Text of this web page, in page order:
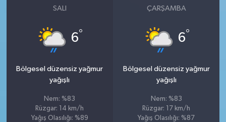
SALI
6°
Bölgesel düzensiz yağmur
yağışlı
Nem: %83
Rüzgar: 14 km/h
Yağış Olasılığı: %89
ÇARŞAMBA
6°
Bölgesel düzensiz yağmur
yağışlı
Nem: %83
Rüzgar: 17 km/h
Yağış Olasılığı: %87